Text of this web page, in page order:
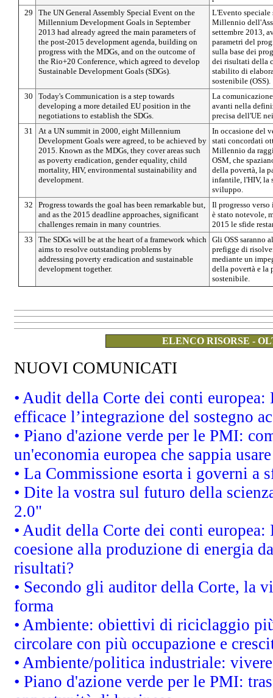
29
The UN General Assembly Special Event on the
Millennium Development Goals in September
2013 had already agreed the main parameters of
the post-2015 development agenda, building on
progress with the MDGs, and on the outcome of
the Rio+20 Conference, which agreed to develop
Sustainable Development Goals (SDGs).
L'Evento
Millennio
settembre 2013,
parametri del
sulla base dei
dei risultati della
stabilito di
sostenibile (OSS).
30
Today's Communication is a step towards
developing a more detailed EU position in the
negotiations to establish the SDGs.
La
avanti nella
precisa dell'UE
31
At a UN summit in 2000, eight Millennium
Development Goals were agreed, to be achieved by
2015. Known as the MDGs, they cover areas such
as poverty eradication, gender equality, child
mortality, HIV, environmental sustainability and
development.
In occasione del
stati concordati
Millennio da
OSM, che
della povertà, la
infantile, l'HIV, la
sviluppo.
32
Progress towards the goal has been remarkable but,
and as the 2015 deadline approaches, significant
challenges remain in many countries.
Il progresso
è stato notevole,
2015 le sfide
33
The SDGs will be at the heart of a framework which
aims to resolve outstanding problems by
addressing poverty eradication and sustainable
development together.
Gli OSS saranno
prefigge di
mediante un
della povertà e la
sostenibile.
ELENCO RISORSE -
NUOVI COMUNICATI
• Audit della Corte dei conti
efficace l’integrazione del sostegno
• Piano d'azione verde per le PMI:
un'economia europea che sappia
• La Commissione esorta i governi
• Dite la vostra sul futuro della
2.0"
• Audit della Corte dei conti
coesione alla produzione di energia
risultati?
• Secondo gli auditor della Corte, la
forma
• Ambiente: obiettivi di riciclaggio
circolare con più occupazione e
• Ambiente/politica industriale:
• Piano d'azione verde per le PMI: